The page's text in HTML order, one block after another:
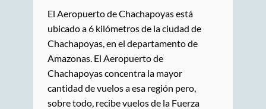
El Aeropuerto de Chachapoyas está
ubicado a 6 kilómetros de la ciudad de
Chachapoyas, en el departamento de
Amazonas. El Aeropuerto de
Chachapoyas concentra la mayor
cantidad de vuelos a esa región pero,
sobre todo, recibe vuelos de la Fuerza